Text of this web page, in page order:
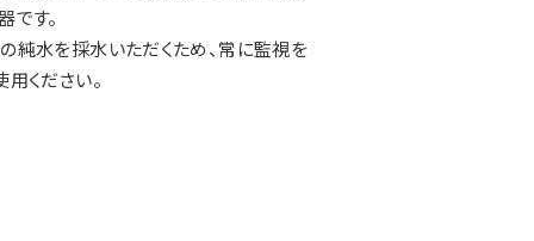
です。
純水を採水いただくため、常に監視を
ください。